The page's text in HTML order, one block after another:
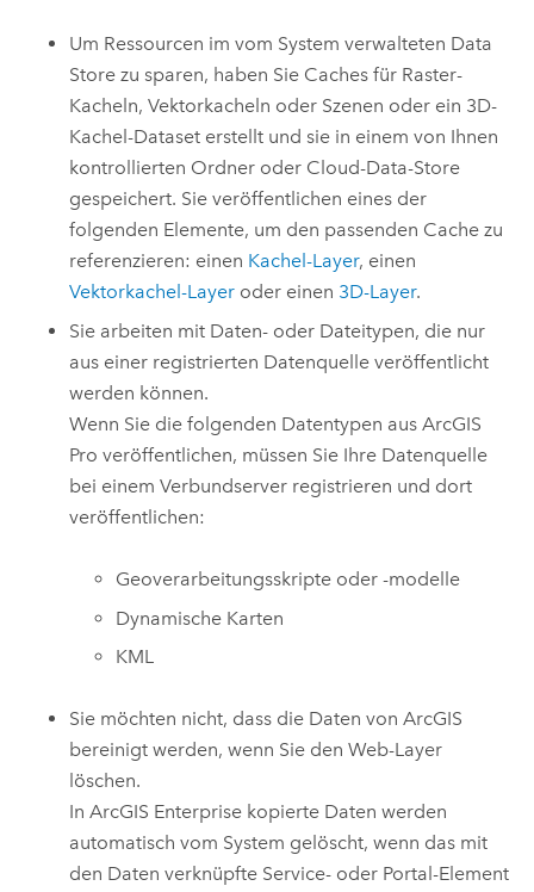
Um Ressourcen im vom System verwalteten Data
Store zu sparen, haben Sie Caches für Raster-
Kacheln, Vektorkacheln oder Szenen oder ein 3D-
Kachel-Dataset erstellt und sie in einem von Ihnen
kontrollierten Ordner oder Cloud-Data-Store
gespeichert. Sie veröffentlichen eines der
folgenden Elemente, um den passenden Cache zu
referenzieren: einen Kachel-Layer, einen
Vektorkachel-Layer oder einen 3D-Layer.
Sie arbeiten mit Daten- oder Dateitypen, die nur
aus einer registrierten Datenquelle veröffentlicht
werden können.
Wenn Sie die folgenden Datentypen ausArcGIS
Pro veröffentlichen, müssen Sie Ihre Datenquelle
bei einem Verbundserver registrieren und dort
veröffentlichen:
Geoverarbeitungsskripte oder -modelle
Dynamische Karten
KML
Sie möchten nicht, dass die Daten von ArcGIS
bereinigt werden, wenn Sie den Web-Layer
löschen.
InArcGIS Enterprise kopierte Daten werden
automatisch vom System gelöscht, wenn das mit
den Daten verknüpfte Service- oder Portal-Element